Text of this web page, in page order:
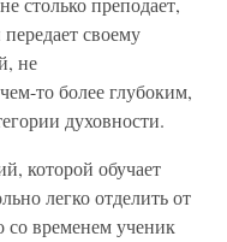
своему
не
то более глубоким,
духовности.
которой обучает
легко отделить от
со временем ученик